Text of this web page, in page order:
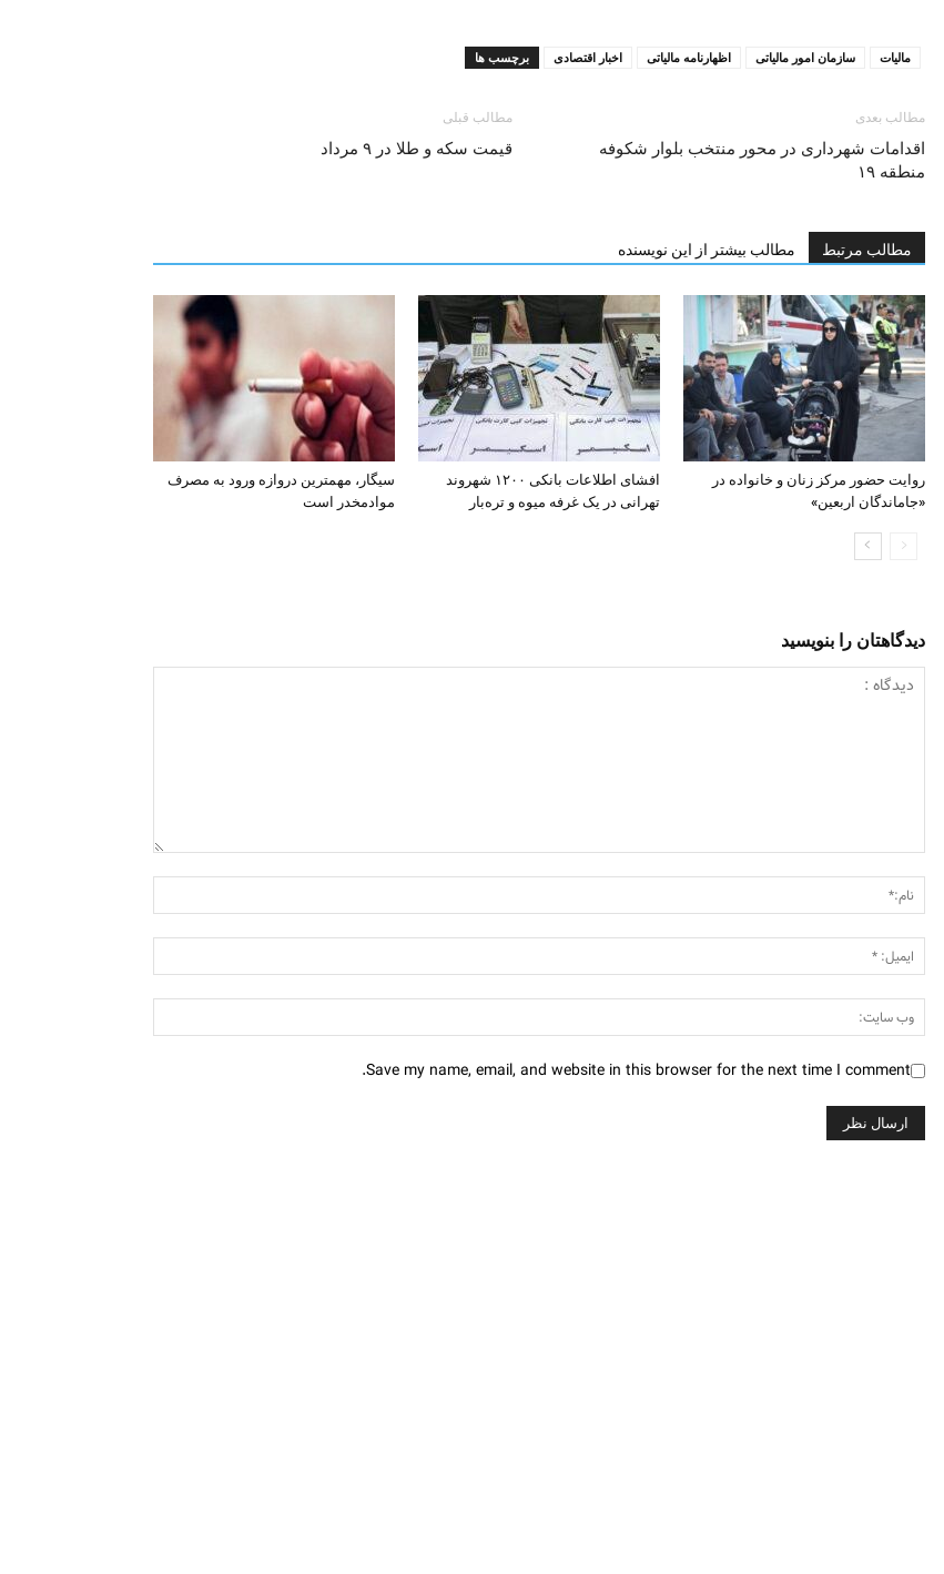
برچسب ها اخبار اقتصادی اظهارنامه مالیاتی سازمان امور مالیاتی مالیات
مطالب قبلی
قیمت سکه و طلا در ۹ مرداد
مطالب بعدی
اقدامات شهرداری در محور منتخب بلوار شکوفه
منطقه ۱۹
مطالب مرتبط مطالب بیشتر از این نویسنده
سیگار، مهمترین دروازه ورود به مصرف
موادمخدر است
افشای اطلاعات بانکی ۱۲۰۰ شهروند
تهرانی در یک غرفه میوه و تره‌بار
روایت حضور مرکز زنان و خانواده در
«جاماندگان اربعین»
دیدگاهتان را بنویسید
Save my name, email, and website in this browser for the next time I comment.